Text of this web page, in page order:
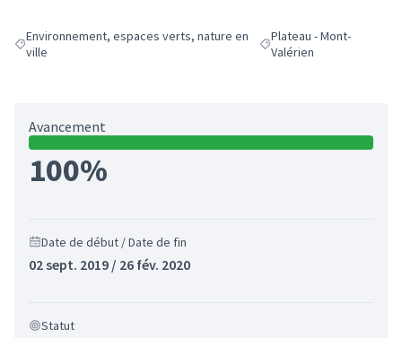
Filtrer les résultats de la catégorie : Environnement, espaces verts,
Environnement, espaces verts, nature en
ville
Filtrer les résultats pour
Plateau - Mont-
Valérien
Avancement
100%
Date de début / Date de fin
02 sept. 2019 / 26 fév. 2020
Statut